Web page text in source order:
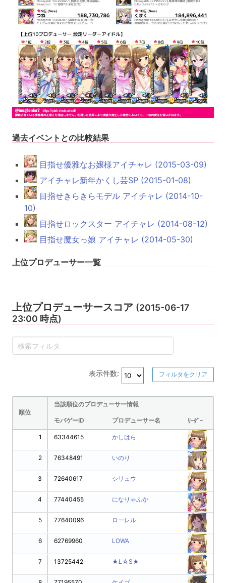
過去イベントとの比較結果
目指せ優雅なお嬢様アイチャレ (2015-03-09)
アイチャレ新年かくし芸SP (2015-01-08)
目指せきらきらモデル アイチャレ (2014-10-
10)
目指せロックスター アイチャレ (2014-08-12)
目指せ魔女っ娘 アイチャレ (2014-05-30)
上位プロデューサー一覧
上位プロデューサースコア (2015-06-17
23:00 時点)
表示件数: フィルタをクリア
順位
当該順位のプロデューサー情報
モバゲーID プロデューサー名 ﾘｰﾀﾞｰ
1
2
3
4
5
6
7
63344615 かしはら
76348491 いのり
72640617 シリュウ
77440455 になりゃふか
77640096 ローレル
62769960 LOWA
13725442 ★L☆S★